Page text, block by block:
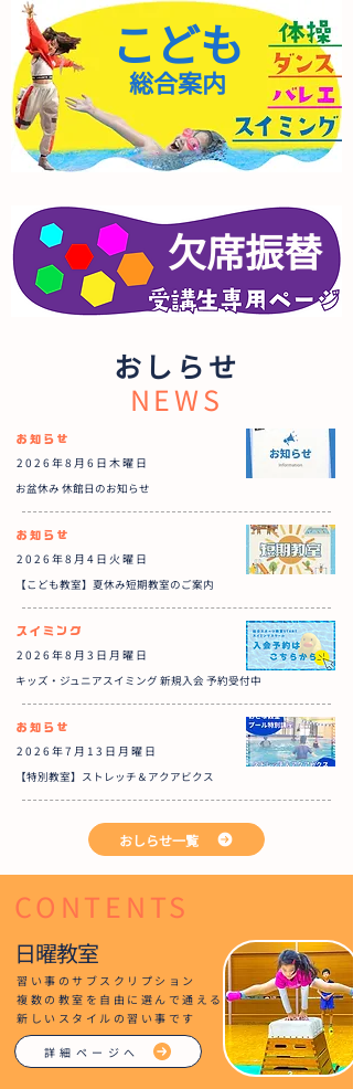
​総合案内
こども
欠席振替
おしらせ
​NEWS
お知らせ
2026年8月6日木曜日
お盆休み 休館日のお知らせ
お知らせ
2026年8月4日火曜日
【こども教室】夏休み短期教室のご案内
スイミング
2026年8月3日月曜日
キッズ・ジュニアスイミング 新規入会 予約受付中
お知らせ
2026年7月13日月曜日
【特別教室】ストレッチ＆アクアビクス
おしらせ一覧
CONTENTS
日曜教室
習い事のサブスクリプション
複数の教室を自由に選んで通える
新しいスタイルの習い事です
詳細ページへ